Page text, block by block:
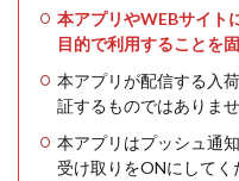
本アプリやWEBサイト
目的で利用することを
本アプリが配信する入
証するものではありませ
本アプリはプッシュ通
受け取りをONにしてく